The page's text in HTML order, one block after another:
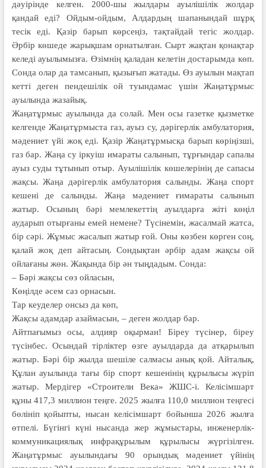
дәуірінде келген. 2000-шы жылдары ауылішілік жолдар
қандай еді? Ойдым-ойдым, Алдардың шапанындай шұрқ
тесік еді. Қазір барып көрсеңіз, тақтайдай тегіс жолдар.
Әрбір көшеде жарықшам орнатылған. Сырт жақтан қонақтар
келеді ауылымызға. Өзімнің қаладан келетін достарымда көп.
Сонда олар да тамсанып, қызығып жатады. Өз ауылын мақтап
кетті деген пендешілік ой туындамас үшін Жаңатұрмыс
ауылында жазайық.
Жаңатұрмыс ауылында да солай. Мен осы газетке қызметке
келгенде Жаңатұрмыста газ, ауыз су, дәрігерлік амбулатория,
мәдениет үйі жоқ еді. Қазір Жаңатұрмысқа барып көріңізші,
газ бар. Жаңа су іркуіш имараты салынып, тұрғындар сапалы
ауыз суды тұтынып отыр. Ауылішілік көшелерінің де сапасы
жақсы. Жаңа дәрігерлік амбулатория салынды. Жаңа спорт
кешені де салынды. Жаңа мәдениет ғимараты салынып
жатыр. Осының бәрі мемлекеттің ауылдарға жіті көңіл
аударып отырғаны емей немене? Түсінемін, жасалмай жатса,
бір сәрі. Жұмыс жасалып жатыр ғой. Оны көзбен көрген соң,
қалай жоқ деп айтасың. Сондықтан әрбір адам жақсы ой
ойлағаны жөн. Жақында бір ән тыңдадым. Сонда:
– Бәрі жақсы сөз ойласын,
Көңілде әсем саз орнасын.
Тар кеуделер онсыз да көп,
Жақсы адамдар азаймасын, – деген жолдар бар.
Айтпағымыз осы, алдияр оқырман! Біреу түсінер, біреу
түсінбес. Осындай тірліктер өзге ауылдарда да атқарылып
жатыр. Бәрі бір жылда шешіле салмасы анық қой. Айталық,
Құлан ауылында тағы бір спорт кешенінің құрылысы жүріп
жатыр. Мердігер «Строители Века» ЖШС-і. Келісімшарт
құны 417,3 миллион теңге. 2025 жылға 110,0 миллион теңгесі
бөлініп қойыпты, нысан келісімшарт бойынша 2026 жылға
өтпелі. Бүгінгі күні нысанда жер жұмыстары, инженерлік-
коммуникациялық инфрақұрылым құрылысы жүргізілген.
Жаңатұрмыс ауылындағы 90 орындық мәдениет үйінің